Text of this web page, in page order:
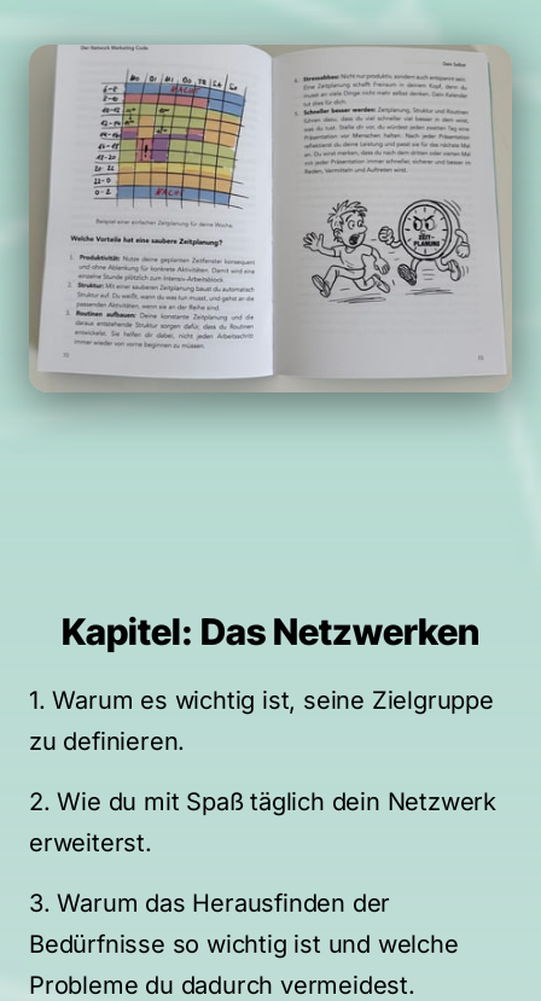
Kapitel: Das Netzwerken
1. Warum es wichtig ist, seine Zielgruppe
zu definieren.
2. Wie du mit Spaß täglich dein Netzwerk
erweiterst.
3. Warum das Herausfinden der
Bedürfnisse so wichtig ist und welche
Probleme du dadurch vermeidest.